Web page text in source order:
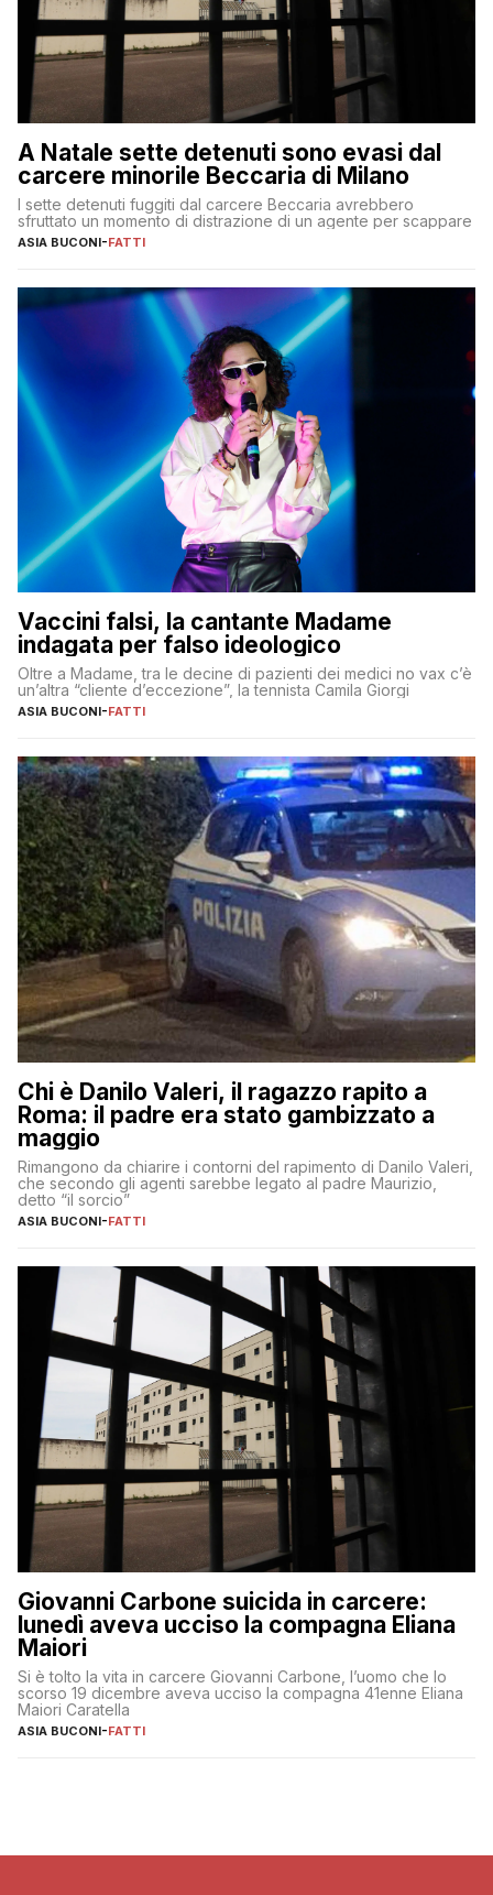
A Natale sette detenuti sono evasi dal
carcere minorile Beccaria di Milano
I sette detenuti fuggiti dal carcere Beccaria avrebbero
sfruttato un momento di distrazione di un agente per scappare
ASIA BUCONI-FATTI
Vaccini falsi, la cantante Madame
indagata per falso ideologico
Oltre a Madame, tra le decine di pazienti dei medici no vax c’è
un’altra “cliente d’eccezione”, la tennista Camila Giorgi
ASIA BUCONI-FATTI
Chi è Danilo Valeri, il ragazzo rapito a
Roma: il padre era stato gambizzato a
maggio
Rimangono da chiarire i contorni del rapimento di Danilo Valeri,
che secondo gli agenti sarebbe legato al padre Maurizio,
detto “il sorcio”
ASIA BUCONI-FATTI
Giovanni Carbone suicida in carcere:
lunedì aveva ucciso la compagna Eliana
Maiori
Si è tolto la vita in carcere Giovanni Carbone, l’uomo che lo
scorso 19 dicembre aveva ucciso la compagna 41enne Eliana
Maiori Caratella
ASIA BUCONI-FATTI